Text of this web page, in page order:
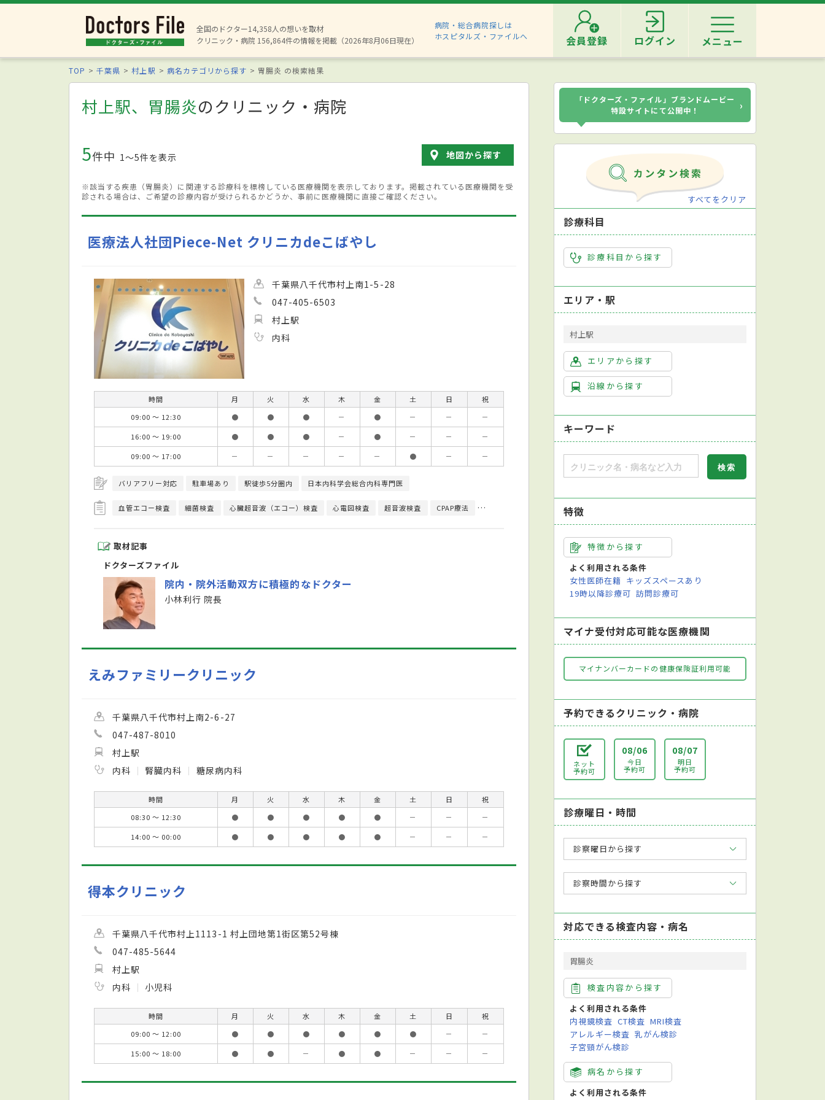
全国のドクター14,358人の想いを取材
クリニック・病院 156,864件の情報を掲載（2026年8月06日現在）
病院・総合病院探しは
ホスピタルズ・ファイルへ
会員登録 ログイン メニュー
TOP 千葉県 村上駅 病名カテゴリから探す 胃腸炎 の検索結果
村上駅、胃腸炎のクリニック・病院
5件中 1〜5件を表示 地図から探す
※該当する疾患（胃腸炎）に関連する診療科を標榜している医療機関を表示しております。掲載されている医療機関を受
診される場合は、ご希望の診療内容が受けられるかどうか、事前に医療機関に直接ご確認ください。
医療法人社団Piece-Net クリニカdeこばやし
千葉県八千代市村上南1-5-28
047-405-6503
村上駅
内科
時間 月 火 水 木 金 土 日
祝
09:00 ～ 12:30
● ● ● － ● － －
－
16:00 ～ 19:00
● ● ● － ● － －
－
09:00 ～ 17:00
－ － － － － ● － －
バリアフリー対応 駐車場あり 駅徒歩5分圏内 日本内科学会総合内科専門医
血管エコー検査 細菌検査 心臓超音波（エコー）検査 心電図検査 超音波検査 CPAP療法 尿検査 病原体検査（感染症検査）
取材記事
ドクターズファイル
院内・院外活動双方に積極的なドクター
小林利行 院長
えみファミリークリニック
千葉県八千代市村上南2-6-27
047-487-8010
村上駅
内科
腎臓内科 糖尿病内科
時間 月 火 水 木 金 土 日
祝
08:30 ～ 12:30
● ● ● ● ● － －
－
14:00 ～ 00:00
● ● ● ● ● － － －
得本クリニック
千葉県八千代市村上1113-1 村上団地第1街区第52号棟
047-485-5644
村上駅
内科
小児科
時間 月 火 水 木 金 土 日
祝
09:00 ～ 12:00
● ● ● ● ● ● －
－
15:00 ～ 18:00
● ● － ● ● － － －
「ドクターズ・ファイル」ブランドムービー
特設サイトにて公開中！
›
すべてをクリア
診療科目
診療科目から探す
エリア・駅
村上駅
エリアから探す
沿線から探す
キーワード
特徴
特徴から探す
よく利用される条件
女性医師在籍 キッズスペースあり
19時以降診療可 訪問診療可
マイナ受付対応可能な医療機関
マイナンバーカードの健康保険証利用可能
予約できるクリニック・病院
ネット
予約可
08/06
今日
予約可
08/07
明日
予約可
診療曜日・時間
診察曜日から探す
診察時間から探す
対応できる検査内容・病名
胃腸炎
検査内容から探す
よく利用される条件
内視鏡検査 CT検査 MRI検査
アレルギー検査 乳がん検診
子宮頸がん検診
病名から探す
よく利用される条件